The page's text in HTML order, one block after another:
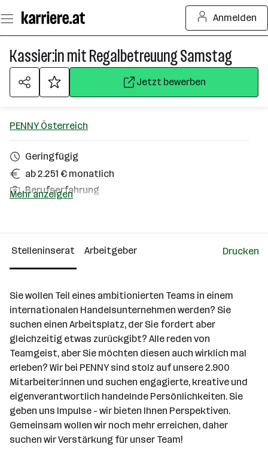
Seiteninhalt
springen
Anmelden
Kassier:in mit Regalbetreuung Samstag
Jetzt bewerben
PENNY Österreich
Geringfügig
ab 2.251 € monatlich
Berufserfahrung
Über das Unternehmen
501+ Mitarbeiter*innen
Mehr anzeigen
Stelleninserat Arbeitgeber Drucken
Sie wollen Teil eines ambitionierten Teams in einem
internationalen Handelsunternehmen werden? Sie
suchen einen Arbeitsplatz, der Sie fordert aber
gleichzeitig etwas zurückgibt? Alle reden von
Teamgeist, aber Sie möchten diesen auch wirklich mal
erleben? Wir bei PENNY sind stolz auf unsere 2.900
Mitarbeiter:innen und suchen engagierte, kreative und
eigenverantwortlich handelnde Persönlichkeiten. Sie
geben uns Impulse - wir bieten Ihnen Perspektiven.
Gemeinsam wollen wir noch mehr erreichen, daher
suchen wir Verstärkung für unser Team!